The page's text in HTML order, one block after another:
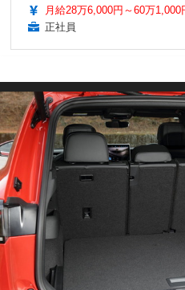
月給28万6,000円～60万1,000
正社員